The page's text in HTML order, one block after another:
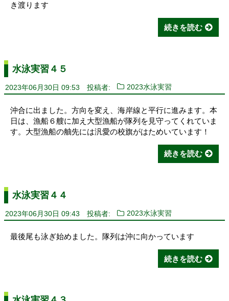
き渡ります
続きを読む
水泳実習４５
2023年06月30日 09:53 投稿者: 2023水泳実習
沖合に出ました。方向を変え、海岸線と平行に進みます。本
日は、漁船６艘に加え大型漁船が隊列を見守ってくれていま
す。大型漁船の舳先には汎愛の校旗がはためいています！
続きを読む
水泳実習４４
2023年06月30日 09:43 投稿者: 2023水泳実習
最後尾も泳ぎ始めました。隊列は沖に向かっています
続きを読む